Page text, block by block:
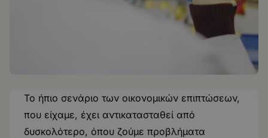
Το ήπιο σενάριο των οικονομικών επιπτώσεων,
που είχαμε, έχει αντικατασταθεί από
δυσκολότερο, όπου ζούμε προβλήματα